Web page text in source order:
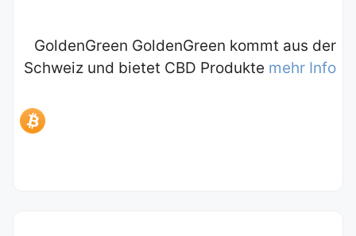
GoldenGreen GoldenGreen kommt aus der
Schweiz und bietet CBD Produkte mehr Info